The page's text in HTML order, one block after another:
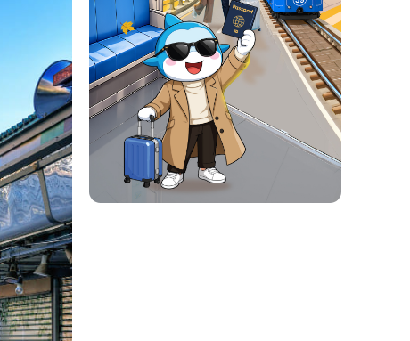
đổi nhiệt độ trong ngày. Đừng
áo mưa mỏng cũng rất cần